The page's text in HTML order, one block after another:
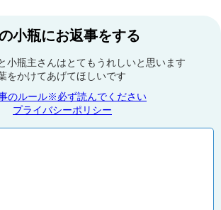
小瓶にお返事をする
小瓶主さんはとてもうれしいと思います
をかけてあげてほしいです
のルール※必ず読んでください
プライバシーポリシー